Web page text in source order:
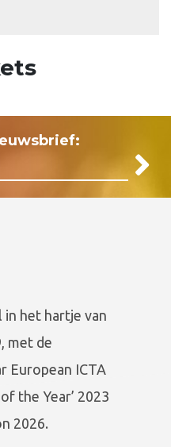
in het hartje van
met de
European ICTA
the Year’ 2023
2026.